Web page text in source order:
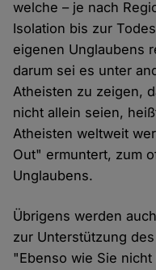
welche – je nach
Isolation bis zur
eigenen Unglaubens
darum sei es unter
Atheisten zu zeigen,
nicht allein seien,
Atheisten weltweit
Out" ermuntert, zum
Unglaubens.
Übrigens werden
zur Unterstützung
"Ebenso wie Sie